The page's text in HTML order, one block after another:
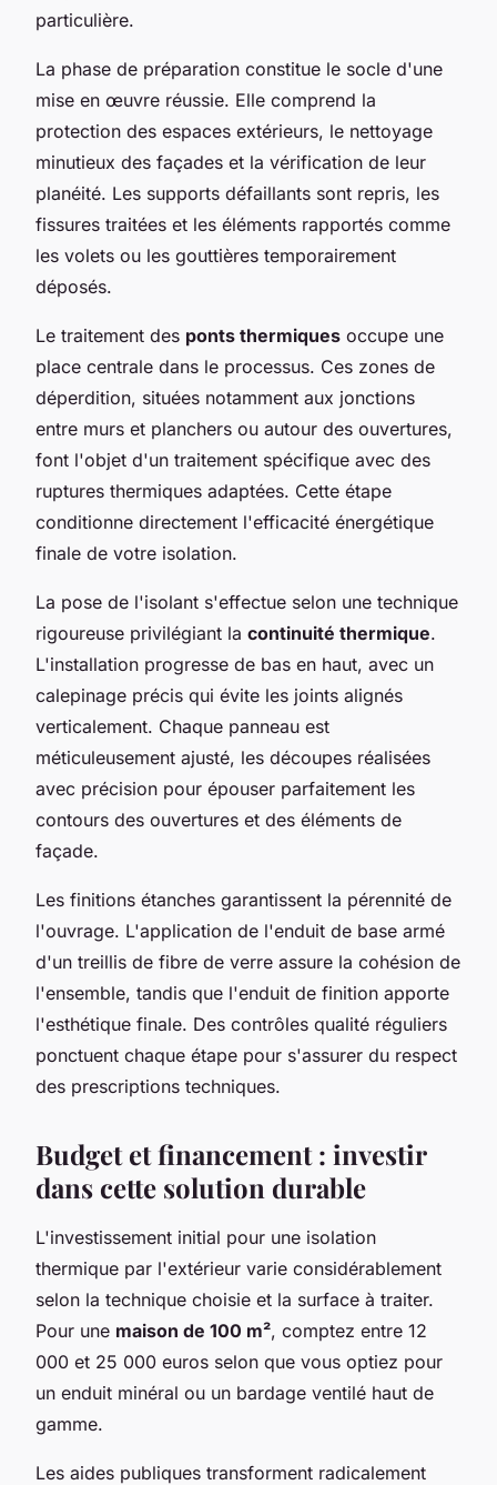
particulière.
La phase de préparation constitue le socle d'une
mise en œuvre réussie. Elle comprend la
protection des espaces extérieurs, le nettoyage
minutieux des façades et la vérification de leur
planéité. Les supports défaillants sont repris, les
fissures traitées et les éléments rapportés comme
les volets ou les gouttières temporairement
déposés.
Le traitement des ponts thermiques occupe une
place centrale dans le processus. Ces zones de
déperdition, situées notamment aux jonctions
entre murs et planchers ou autour des ouvertures,
font l'objet d'un traitement spécifique avec des
ruptures thermiques adaptées. Cette étape
conditionne directement l'efficacité énergétique
finale de votre isolation.
La pose de l'isolant s'effectue selon une technique
rigoureuse privilégiant la continuité thermique.
L'installation progresse de bas en haut, avec un
calepinage précis qui évite les joints alignés
verticalement. Chaque panneau est
méticuleusement ajusté, les découpes réalisées
avec précision pour épouser parfaitement les
contours des ouvertures et des éléments de
façade.
Les finitions étanches garantissent la pérennité de
l'ouvrage. L'application de l'enduit de base armé
d'un treillis de fibre de verre assure la cohésion de
l'ensemble, tandis que l'enduit de finition apporte
l'esthétique finale. Des contrôles qualité réguliers
ponctuent chaque étape pour s'assurer du respect
des prescriptions techniques.
Budget et financement : investir
dans cette solution durable
L'investissement initial pour une isolation
thermique par l'extérieur varie considérablement
selon la technique choisie et la surface à traiter.
Pour une maison de 100 m², comptez entre 12
000 et 25 000 euros selon que vous optiez pour
un enduit minéral ou un bardage ventilé haut de
gamme.
Les aides publiques transforment radicalement